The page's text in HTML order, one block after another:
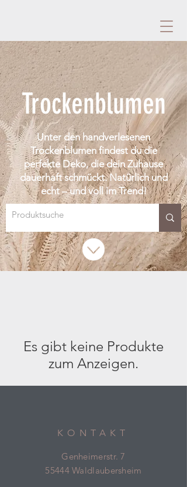
Trockenblumen
Unter den handverlesenen
Trockenblumen findest du die
perfekte Deko, die dein Zuhause
dauerhaft schmückt. Natürlich und
echt – und voll im Trend!
Es gibt keine Produkte
zum Anzeigen.
KONTAKT
Genheimerstr. 7
55444 Waldlaubersheim